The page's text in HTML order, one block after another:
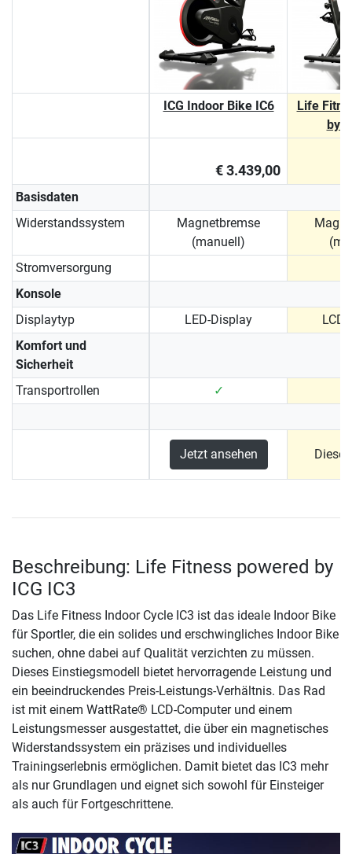
ICG Indoor Bike IC6
Life
by
€ 3.439,00
Basisdaten
Widerstandssystem
Magnetbremse
(manuell)
Stromversorgung
Konsole
Displaytyp
LED-Display
Komfort und
Sicherheit
Transportrollen
✓
Jetzt ansehen
Beschreibung: Life Fitness powered by
ICG IC3
Das Life Fitness Indoor Cycle IC3 ist das ideale Indoor Bike
für Sportler, die ein solides und erschwingliches Indoor Bike
suchen, ohne dabei auf Qualität verzichten zu müssen.
Dieses Einstiegsmodell bietet hervorragende Leistung und
ein beeindruckendes Preis-Leistungs-Verhältnis. Das Rad
ist mit einem WattRate® LCD-Computer und einem
Leistungsmesser ausgestattet, die über ein magnetisches
Widerstandssystem ein präzises und individuelles
Trainingserlebnis ermöglichen. Damit bietet das IC3 mehr
als nur Grundlagen und eignet sich sowohl für Einsteiger
als auch für Fortgeschrittene.